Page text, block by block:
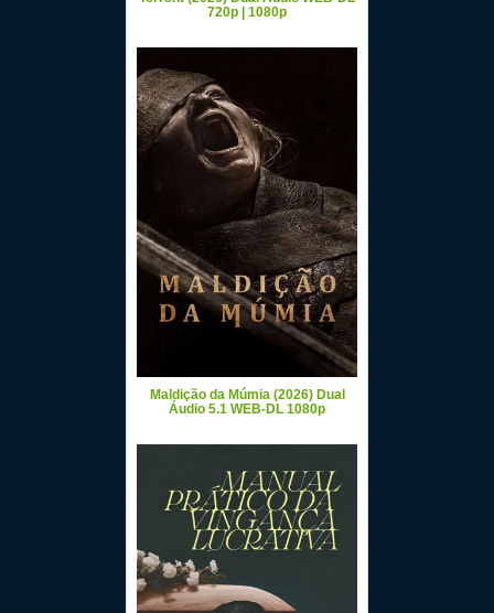
720p | 1080p
Maldição da Múmia (2026) Dual
Áudio 5.1 WEB-DL 1080p